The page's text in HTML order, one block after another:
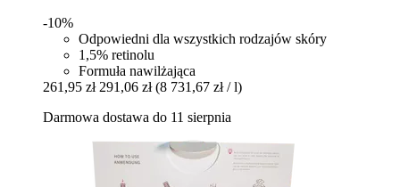
-10%
Odpowiedni dla wszystkich rodzajów skóry
1,5% retinolu
Formuła nawilżająca
261,95 zł 291,06 zł (8 731,67 zł / l)
Darmowa dostawa do 11 sierpnia